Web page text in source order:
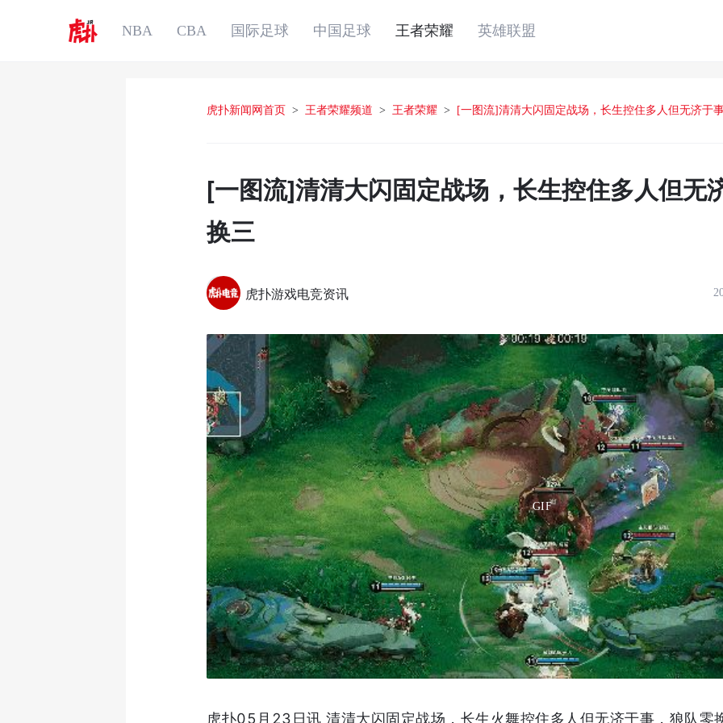
NBA CBA 国际足球 中国足球 王者荣耀 英雄联盟
虎扑新闻网首页 > 王者荣耀频道 > 王者荣耀 > [一图流]清清大闪固定战场，长生控住多人但无济于
[一图流]清清大闪固定战场，长生控住多人但无
换三
虎扑游戏电竞资讯
GIF
虎扑05月23日讯 清清大闪固定战场，长生火舞控住多人但无济于事，狼队零